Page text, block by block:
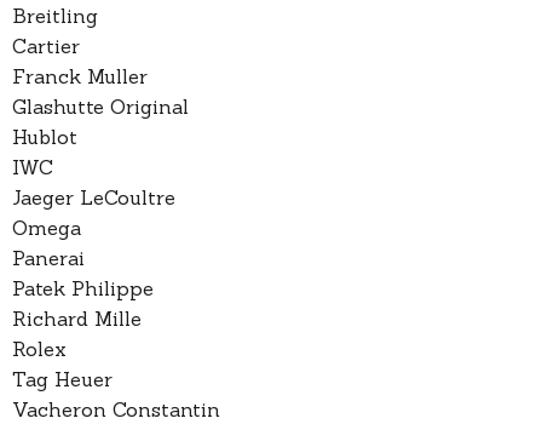
Breitling
Cartier
Franck Muller
Glashutte Original
Hublot
IWC
Jaeger LeCoultre
Omega
Panerai
Patek Philippe
Richard Mille
Rolex
Tag Heuer
Vacheron Constantin